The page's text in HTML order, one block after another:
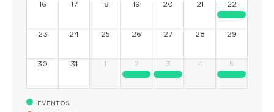
16 17 18 19 20 21 22
23 24 25 26 27 28 29
30 31 1 2 3 4 5
EVENTOS